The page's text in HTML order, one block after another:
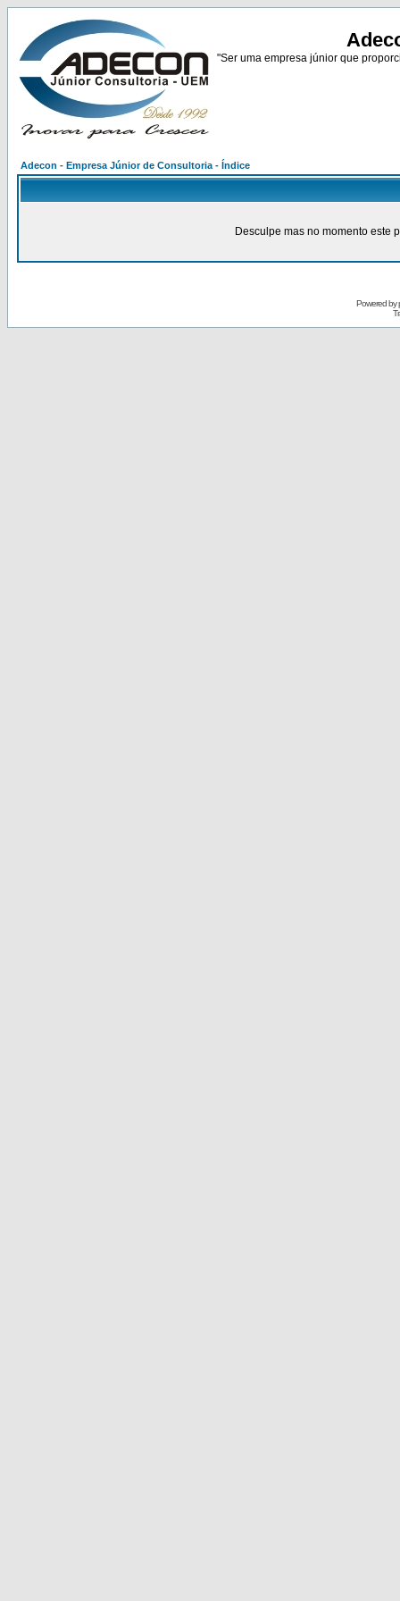
"Ser uma empresa júnior que
Adecon - Empresa Júnior de Consultoria - Índice
Desculpe mas no momento este
Powered by